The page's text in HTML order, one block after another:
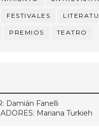
FESTIVALES
PREMIOS TEATRO
Damián Fanelli
Mariana Turkieh